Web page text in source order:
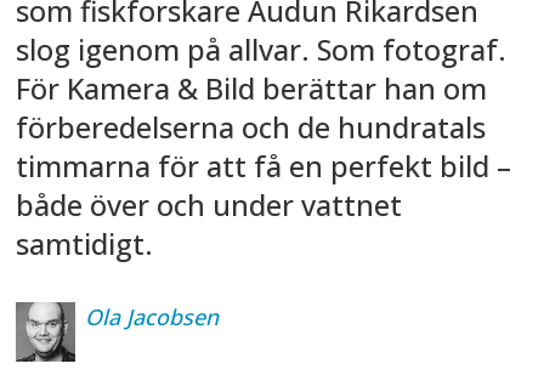
som fiskforskare Audun Rikardsen
slog igenom på allvar. Som fotograf.
För Kamera & Bild berättar han om
förberedelserna och de hundratals
timmarna för att få en perfekt bild –
både över och under vattnet
samtidigt.
Ola Jacobsen